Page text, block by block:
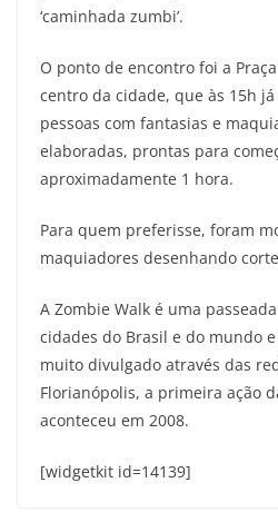
‘caminhada zumbi’.
O ponto de encontro foi a
centro da cidade, que às 15h
pessoas com fantasias e
elaboradas, prontas para
aproximadamente 1 hora.
Para quem preferisse, foram
maquiadores desenhando
A Zombie Walk é uma
cidades do Brasil e do mundo
muito divulgado através das
Florianópolis, a primeira ação
aconteceu em 2008.
[widgetkit id=14139]